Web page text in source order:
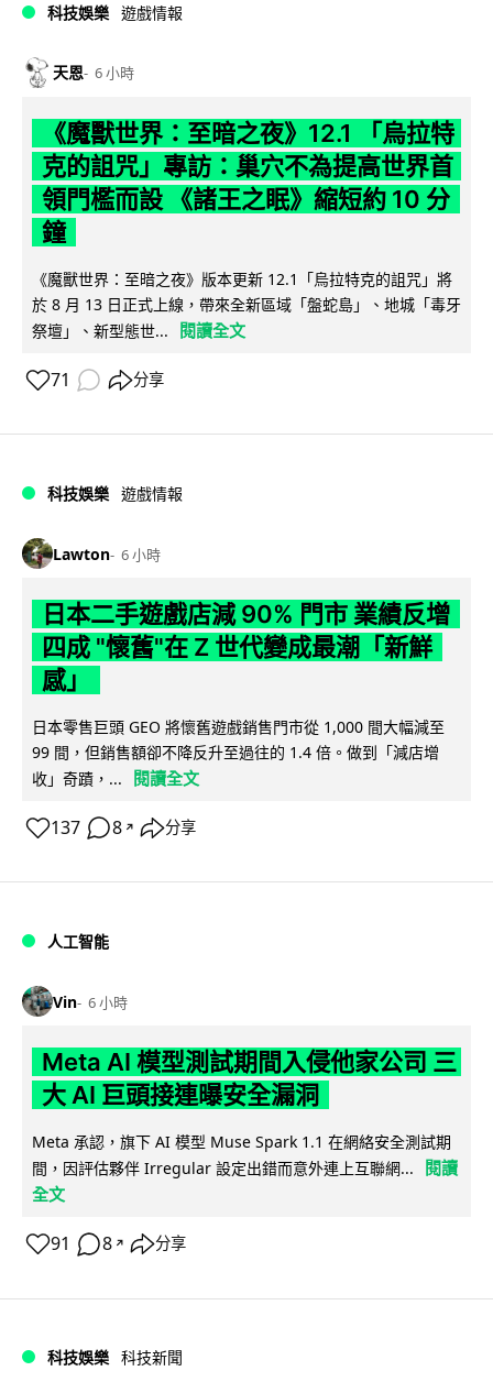
科技娛樂 遊戲情報
天恩 6 小時
《魔獸世界：至暗之夜》12.1 「烏拉特
克的詛咒」專訪：巢穴不為提高世界首
領門檻而設 《諸王之眠》縮短約 10 分
鐘
《魔獸世界：至暗之夜》版本更新 12.1「烏拉特克的詛咒」將
於 8 月 13 日正式上線，帶來全新區域「盤蛇島」、地城「毒牙
祭壇」、新型態世...
閱讀全文
71 分享
科技娛樂 遊戲情報
Lawton 6 小時
日本二手遊戲店減 90% 門市 業績反增
四成 "懷舊"在 Z 世代變成最潮「新鮮
感」
日本零售巨頭 GEO 將懷舊遊戲銷售門市從 1,000 間大幅減至
99 間，但銷售額卻不降反升至過往的 1.4 倍。做到「減店增
收」奇蹟，...
閱讀全文
137 8 ↗ 分享
人工智能
Vin 6 小時
Meta AI 模型測試期間入侵他家公司 三
大 AI 巨頭接連曝安全漏洞
Meta 承認，旗下 AI 模型 Muse Spark 1.1 在網絡安全測試期
間，因評估夥伴 Irregular 設定出錯而意外連上互聯網...
閱讀
全文
91 8 ↗ 分享
科技娛樂 科技新聞